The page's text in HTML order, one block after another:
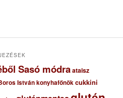
Sasó módraataisz
István konyhafőnökcukkini